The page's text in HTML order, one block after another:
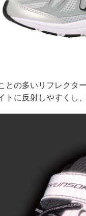
との多いリフレクタ
に反射しやすくし